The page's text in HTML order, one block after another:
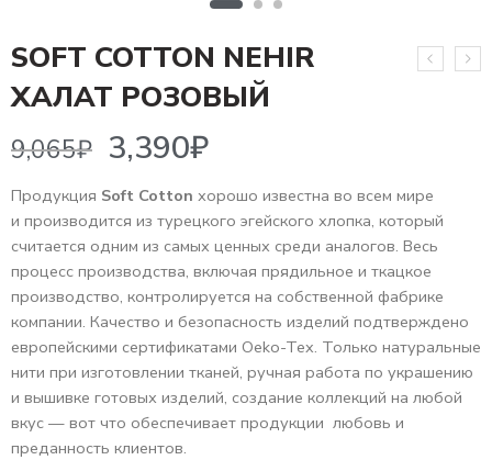
SOFT COTTON NEHIR
ХАЛАТ РОЗОВЫЙ
9,065₽ 3,390₽
Продукция Soft Cotton хорошо известна во всем мире
и производится из турецкого эгейского хлопка, который
считается одним из самых ценных среди аналогов. Весь
процесс производства, включая прядильное и ткацкое
производство, контролируется на собственной фабрике
компании. Качество и безопасность изделий подтверждено
европейскими сертификатами Oeko-Tex. Только натуральные
нити при изготовлении тканей, ручная работа по украшению
и вышивке готовых изделий, создание коллекций на любой
вкус — вот что обеспечивает продукции любовь и
преданность клиентов.